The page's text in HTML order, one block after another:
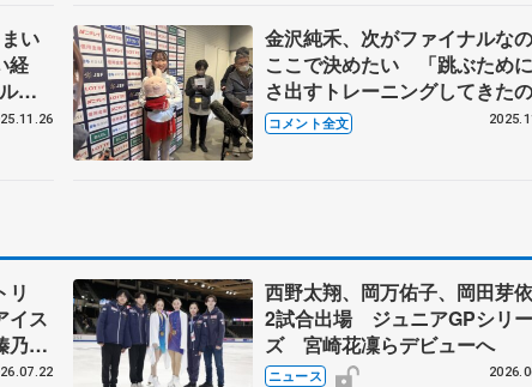
い
経
は
頑張
金沢純禾、次がファイナルな
ここで決めたい 「跳ぶため
さ出すトレーニングしてきたの
で」 【全日本ジュニア選手
子SP】
コメント全文
リ
ス
乃、
西野太翔、岡万佑子、岡田芽
2試合出場 ジュニアGPシリー
ズ 宮崎花凜らデビューへ
ニュース